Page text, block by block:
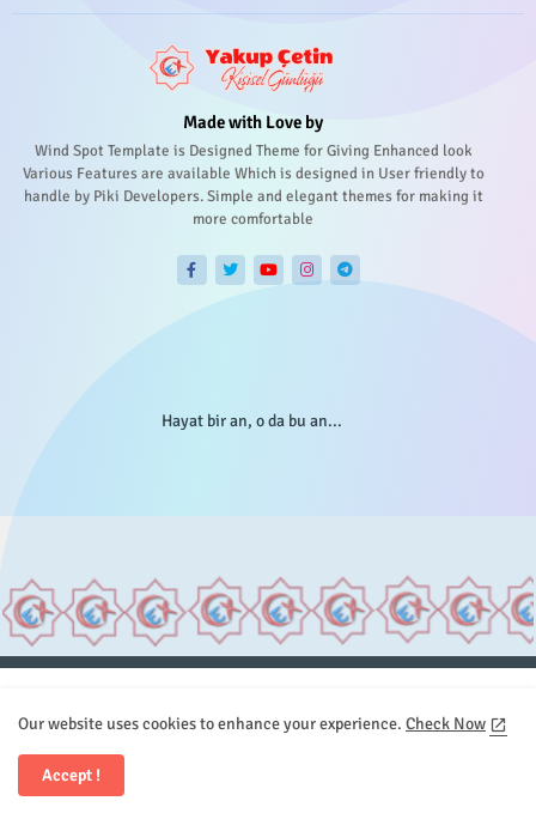
Made with Love by
Wind Spot Template is Designed Theme for Giving Enhanced look
Various Features are available Which is designed in User friendly to
handle by Piki Developers. Simple and elegant themes for making it
more comfortable
Hayat bir an, o da bu an...
Sitemap
İletişim
Our website uses cookies to enhance your experience. Check Now
Accept !